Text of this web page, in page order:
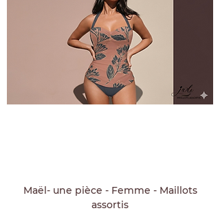
Maël- une pièce - Femme - Maillots
assortis